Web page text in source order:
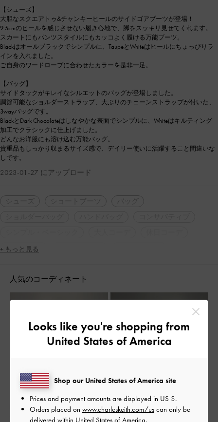
【シューズ】
大胆なスクエアトゥ&チャンキーヒールのサイドゴアブーツが登場！
9.5cmのヒールを感じさせない履き心地で、脚をスッキリ見せてくれます。
スカートにもパンツスタイルにもカッコよく履ける万能ブーツ。
Blackはオールブラックでシンプルに、TaupeとWhiteはヒールにちょっぴりラ
インを入れました。
ご自身のワードローブに合わせたカラーを是非一足。
【バッグ】
サイドタックがキレイなシルエットのバッグが登場しました。
調節可能なショルダーストラップ、大ぶりのチェーンストラップが付いた、
3wayバッグです。
BlackとDark Chocolateはしなやかな表面でシンプルに、Whiteはキルティング
加工でクラシックに仕上げました。
どんなお洋服にも溶け込む万能バッグ。
貴重品もしっかり収まるサイズ感で、デイリー使いに活躍すること間違いな
しです。
2023-01-27 にアップロード
シューズ ショートブーツ
モノトーン
脚長効果
+ もっと見る
人気のコーディネート
Looks like you're shopping from
United States of America
Shop our United States of America site
Prices and payment amounts are displayed in US $.
Orders placed on www.charleskeith.com/us can only be
delivered within United States of America.